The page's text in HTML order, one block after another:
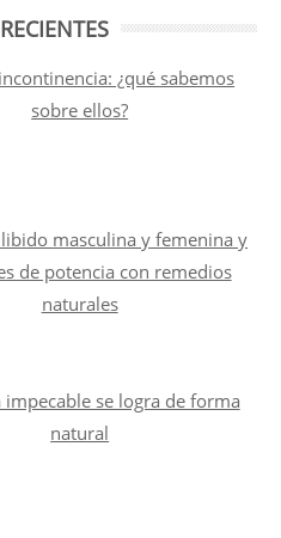
¿qué sabemos
sobre ellos?
masculina y femenina y
de potencia con remedios
naturales
impecable se logra de forma
natural